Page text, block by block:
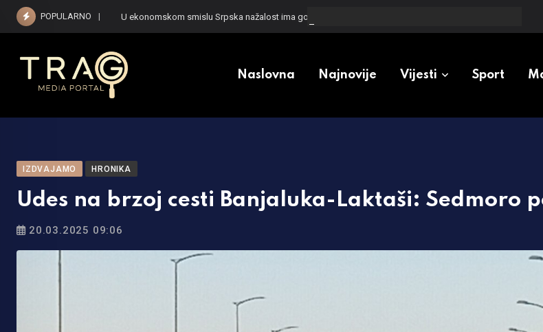
Skip
POPULARNO U ekonomskom smislu Srpska nažalost ima gore pokazatelje od Federacije
Naslovna Najnovije Vijesti Sport
IZDVAJAMO HRONIKA
Udes na brzoj cesti Banjaluka-Laktaši: Sedmoro
20.03.2025 09:06